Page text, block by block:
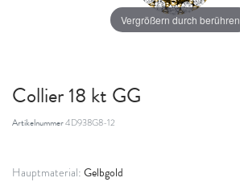
Vergrößern durch berühren
Collier 18 kt GG
Artikelnummer4D938G8-12
Hauptmaterial: Gelbgold